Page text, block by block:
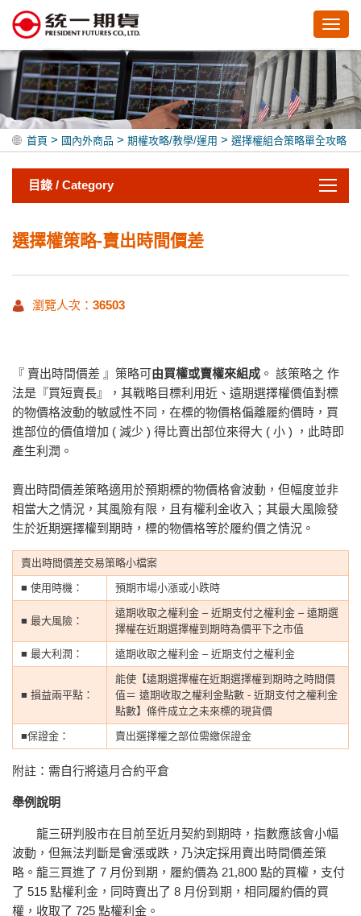
首頁 > 國內外商品 > 期權攻略/教學/運用 > 選擇權組合策略單全攻略
目錄 / Category
選擇權策略-賣出時間價差
瀏覽人次： 36503
『 賣出時間價差 』策略可由買權或賣權來組成 。 該策略之 作
法是 『買短賣長』
，其戰略目標利用近、遠期選擇權價值對標
的物價格波動的敏感性不同，在標的物價格偏離履約價時，買
進部位的價值增加 ( 減少 ) 得比賣出部位來得大 ( 小 ) ，此時即
產生利潤。
賣出時間價差策略適用於預期標的物價格會波動，但幅度並非
相當大之情況，其風險有限，且有權利金收入；其最大風險發
生於近期選擇權到期時，標的物價格等於履約價之情況。
賣出時間價差交易策略小檔案
■ 使用時機： 預期市場小漲或小跌時
■ 最大風險：
遠期收取之權利金 – 近期支付之權利金 – 遠期選
擇權在近期選擇權到期時為價平下之市值
■ 最大利潤： 遠期收取之權利金 – 近期支付之權利金
■ 損益兩平點：
能使【遠期選擇權在近期選擇權到期時之時間價
值＝ 遠期收取之權利金點數 - 近期支付之權利金
點數】條件成立之未來標的現貨價
■保證金： 賣出選擇權之部位需繳保證金
附註：需自行將遠月合約平倉
舉例說明
龍三研判股市在目前至近月契約到期時，指數應該會小幅
波動，但無法判斷是會漲或跌，乃決定採用賣出時間價差策
略。龍三買進了 7 月份到期，履約價為 21,800 點的買權，支付
了 515 點權利金，同時賣出了 8 月份到期，相同履約價的買
權，收取了 725 點權利金。